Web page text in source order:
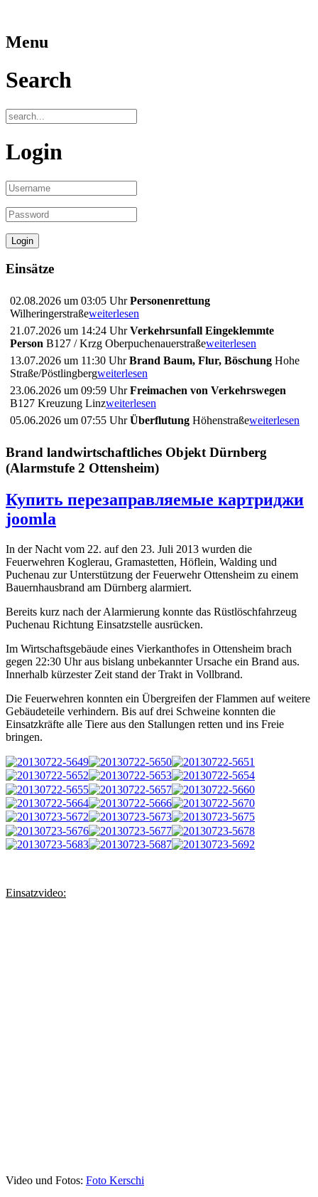
Menu
Search
Login
Einsätze
02.08.2026 um 03:05 UhrPersonenrettung
Wilheringerstraßeweiterlesen
21.07.2026 um 14:24 UhrVerkehrsunfall Eingeklemmte
Person B127 / Krzg Oberpuchenauerstraßeweiterlesen
13.07.2026 um 11:30 UhrBrand Baum, Flur, Böschung Hohe
Straße/Pöstlingbergweiterlesen
23.06.2026 um 09:59 UhrFreimachen von Verkehrswegen
B127 Kreuzung Linzweiterlesen
05.06.2026 um 07:55 UhrÜberflutung Höhenstraßeweiterlesen
Brand landwirtschaftliches Objekt Dürnberg
(Alarmstufe 2 Ottensheim)
Купить перезаправляемые картриджи
joomla
In der Nacht vom 22. auf den 23. Juli 2013 wurden die
Feuerwehren Koglerau, Gramastetten, Höflein, Walding und
Puchenau zur Unterstützung der Feuerwehr Ottensheim zu einem
Bauernhausbrand am Dürnberg alarmiert.
Bereits kurz nach der Alarmierung konnte das Rüstlöschfahrzeug
Puchenau Richtung Einsatzstelle ausrücken.
Im Wirtschaftsgebäude eines Vierkanthofes in Ottensheim brach
gegen 22:30 Uhr aus bislang unbekannter Ursache ein Brand aus.
Innerhalb kürzester Zeit stand der Trakt in Vollbrand.
Die Feuerwehren konnten ein Übergreifen der Flammen auf weitere
Gebäudeteile verhindern. Bis auf drei Schweine konnten die
Einsatzkräfte alle Tiere aus den Stallungen retten und ins Freie
bringen.
Einsatzvideo:
Video und Fotos: Foto Kerschi